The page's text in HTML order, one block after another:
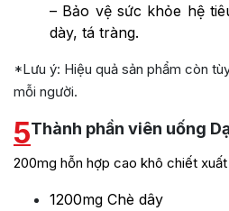
– Bảo vệ sức khỏe hệ
dày, tá tràng.
*Lưu ý: Hiệu quả sản phẩm còn
mỗi người.
5Thành phần viên uống
200mg hỗn hợp cao khô chiết
1200mg Chè dây